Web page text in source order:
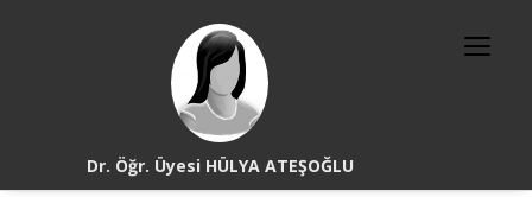
Dr. Öğr. Üyesi HÜLYA ATEŞOĞLU